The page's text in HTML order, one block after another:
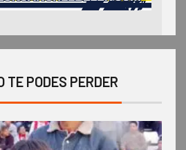
TE PODES PERDER